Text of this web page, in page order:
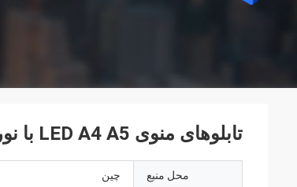
تابلوهای منوی LED A4 A5 با نور پس‌زمینه برای رستوران‌ها
محل منبع چین